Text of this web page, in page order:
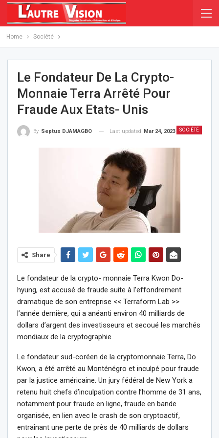
Home Société
Le Fondateur De La Crypto-
Monnaie Terra Arrêté Pour
Fraude Aux Etats- Unis
SOCIÉTÉ
By Septus DJAMAGBO Last updated Mar 24, 2023
Share
Le fondateur de la crypto- monnaie Terra Kwon Do-
hyung, est accusé de fraude suite à l’effondrement
dramatique de son entreprise << Terraform Lab >>
l’année dernière, qui a anéanti environ 40 milliards de
dollars d’argent des investisseurs et secoué les marchés
mondiaux de la cryptographie.
Le fondateur sud-coréen de la cryptomonnaie Terra, Do
Kwon, a été arrêté au Monténégro et inculpé pour fraude
par la justice américaine. Un jury fédéral de New York a
retenu huit chefs d’inculpation contre l’homme de 31 ans,
notamment pour fraude en ligne, fraude en bande
organisée, en lien avec le crash de son cryptoactif,
entraînant une perte de près de 40 milliards de dollars